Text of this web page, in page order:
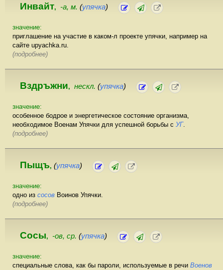
Инвайт, -а, м. (упячка)
значение:
приглашение на участие в каком-л проекте упячки, например на
сайте upyachka.ru.
(подробнее)
Вздръжни, нескл. (упячка)
значение:
особенное бодрое и энергетическое состояние организма,
необходимое Военам Упячки для успешной борьбы с УГ.
(подробнее)
Пыщъ, (упячка)
значение:
одно из сосов Воинов Упячки.
(подробнее)
Сосы, -ов, ср. (упячка)
значение:
специальные слова, как бы пароли, используемые в речи Военов